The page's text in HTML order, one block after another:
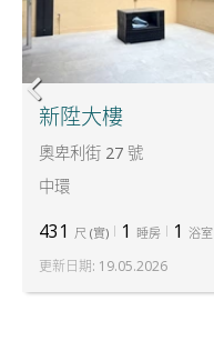
新陞大樓
奧卑利街 27 號
中環
431 尺 (實) 1 睡房 1 浴室
更新日期: 19.05.2026